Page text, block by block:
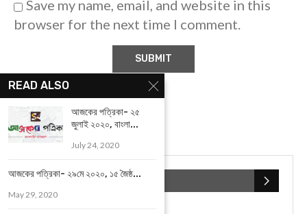
Save my name, email, and website in this
browser for the next time I comment.
POPULAR CATEGORIES
READ ALSO
আজকের পত্রিকা- ২৫
জুলাই ২০২০, বাংলা...
July 24, 2020
আজকের পত্রিকা- ২৯মে ২০২০, ১৫ জৈষ্ঠ...
May 29, 2020